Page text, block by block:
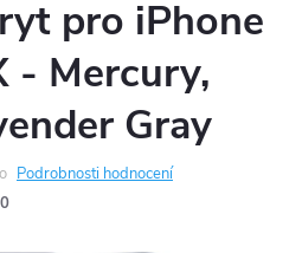
pro iPhone
- Mercury,
Gray
Podrobnosti hodnocení